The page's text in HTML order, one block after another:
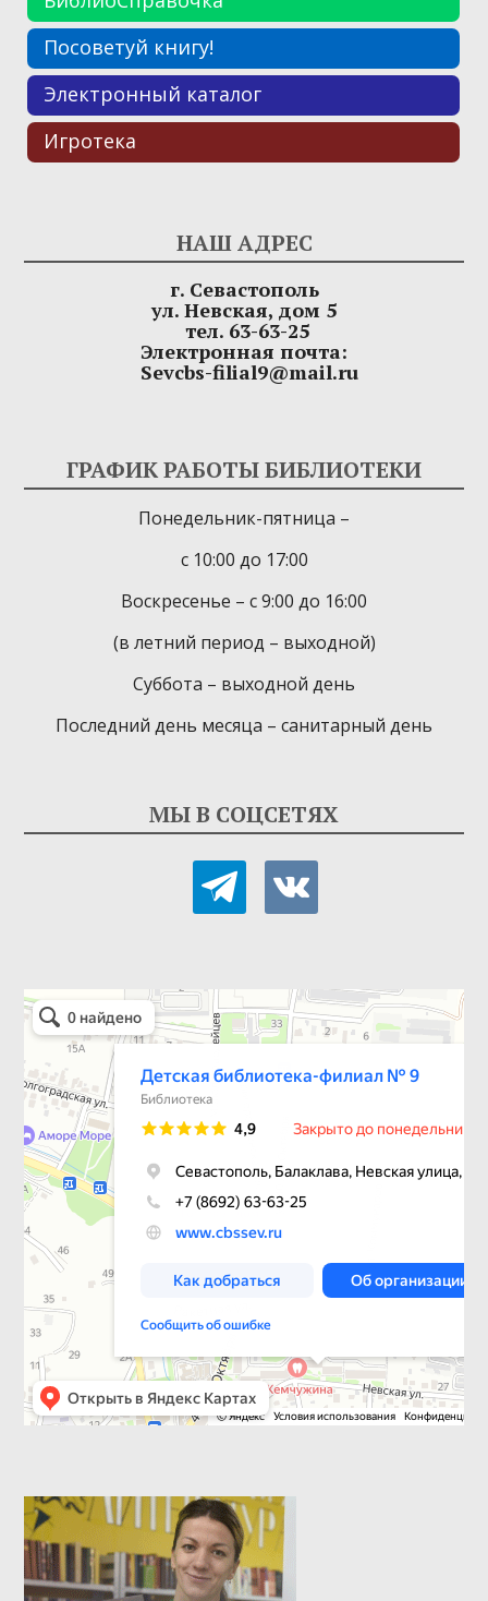
Посоветуй книгу!
Электронный каталог
Игротека
НАШ АДРЕС
г. Севастополь
ул. Невская, дом 5
тел. 63-63-25
Электронная почта:
Sevcbs-filial9@mail.ru
ГРАФИК РАБОТЫ БИБЛИОТЕКИ
Понедельник-пятница –
с 10:00 до 17:00
Воскресенье – с 9:00 до 16:00
(в летний период – выходной)
Суббота – выходной день
Последний день месяца – санитарный день
МЫ В СОЦСЕТЯХ
telegram vkontakte
Детская библиотека-филиал № 9
Библиотека в Севастополе